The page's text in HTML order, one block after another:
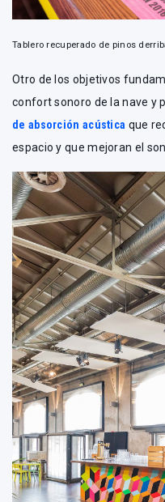
Tablero recuperado de pinos
Otro de los objetivos
confort sonoro de la nave y
de absorción acústica que
espacio y que mejoran el